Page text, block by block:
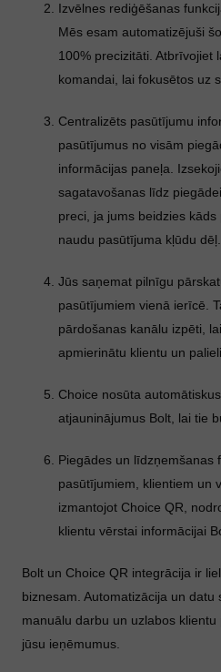
Izvēlnes rediģēšanas
Mēs esam automatizējuši
100% precizitāti. Atbrīvojiet
komandai, lai fokusētos uz
Centralizēts pasūtījumu
pasūtījumus no visām
informācijas paneļa.
sagatavošanas līdz
preci, ja jums beidzies
naudu pasūtījuma kļūdu dēļ.
Jūs saņemat pilnīgu
pasūtījumiem vienā ierīcē.
pārdošanas kanālu izpēti,
apmierinātu klientu un
Choice nosūta
atjauninājumus Bolt, lai tie
Piegādes un
pasūtījumiem, klientiem un
izmantojot Choice QR,
klientu vērstai informācijai
Bolt un Choice QR integrācija ir
biznesam. Automatizācija un datu
manuālu darbu un uzlabos
jūsu ieņēmumus.